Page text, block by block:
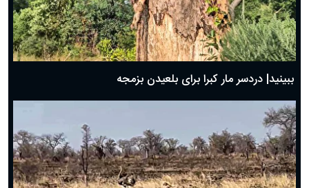
ببینید| دردسر مار کبرا برای بلعیدن بزمجه